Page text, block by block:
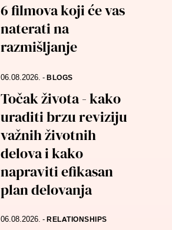
6 filmova koji će vas
naterati na
razmišljanje
06.08.2026.-BLOGS
Točak života - kako
uraditi brzu reviziju
važnih životnih
delova i kako
napraviti efikasan
plan delovanja
06.08.2026.-RELATIONSHIPS